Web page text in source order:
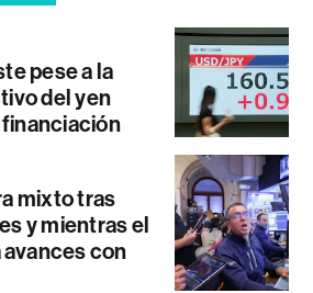
pese a la
del yen
mixto tras
y mientras el
con